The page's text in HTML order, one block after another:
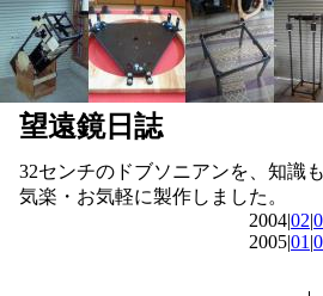
望遠鏡日誌
32センチのドブソニアンを、知識
気楽・お気軽に製作しました。
2004|02|
2005|01 |